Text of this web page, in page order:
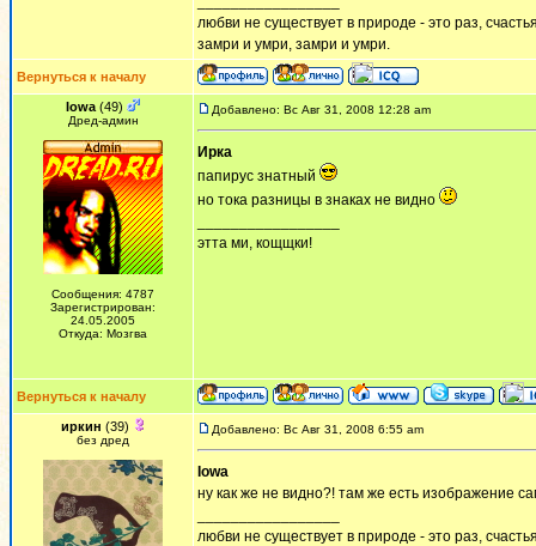
любви не существует в природе - это раз,
замри и умри, замри и умри.
Вернуться к началу
Iowa (49)
Дред-админ
Сообщения: 4787
Зарегистрирован:
24.05.2005
Откуда: Мозгва
Добавлено: Вс Авг 31, 2008 12:28 am
Ирка
папирус знатный
но тока разницы в знаках не видно
этта ми, кощщки!
Вернуться к началу
иркин (39)
без дред
Добавлено: Вс Авг 31, 2008 6:55 am
Iowa
ну как же не видно?! там же есть изображение
любви не существует в природе - это раз,